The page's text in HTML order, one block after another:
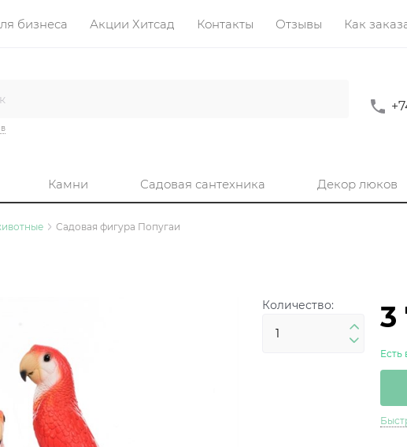
бизнеса Акции Хитсад Контакты Отзывы Как
Камни Садовая сантехника Декор люков
Садовая фигура Попугаи
Количество: 3
Есть